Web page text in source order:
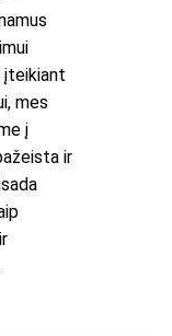
įteikiant
mes
į
ir